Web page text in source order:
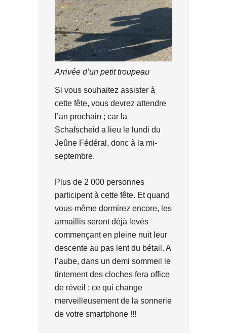
Arrivée d’un petit troupeau
Si vous souhaitez assister à
cette fête, vous devrez attendre
l’an prochain ; car la
Schafscheid a lieu le lundi du
Jeûne Fédéral, donc à la mi-
septembre.
Plus de 2 000 personnes
participent à cette fête. Et quand
vous-même dormirez encore, les
armaillis seront déjà levés
commençant en pleine nuit leur
descente au pas lent du bétail. A
l’aube, dans un demi sommeil le
tintement des cloches fera office
de réveil ; ce qui change
merveilleusement de la sonnerie
de votre smartphone !!!